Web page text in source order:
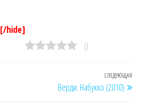
[/hide]
0
Следующая
запись
СЛЕДУЮЩАЯ
Верди. Набукко (2010)